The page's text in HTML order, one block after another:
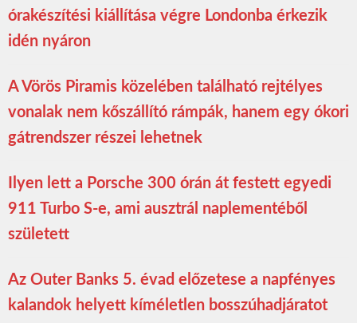
órakészítési kiállítása végre Londonba érkezik
idén nyáron
A Vörös Piramis közelében található rejtélyes
vonalak nem kőszállító rámpák, hanem egy ókori
gátrendszer részei lehetnek
Ilyen lett a Porsche 300 órán át festett egyedi
911 Turbo S-e, ami ausztrál naplementéből
született
Az Outer Banks 5. évad előzetese a napfényes
kalandok helyett kíméletlen bosszúhadjáratot